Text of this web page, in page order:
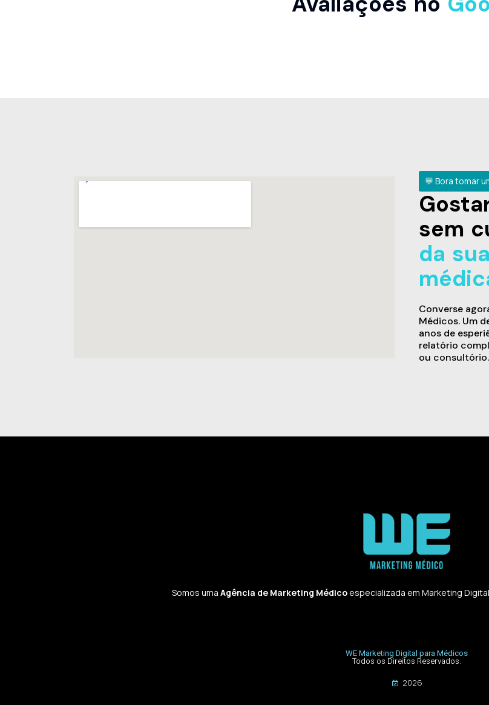
💬 Bora tomar
sem
da
Converse
Médicos. Um
anos de
relatório
ou consultório.
Somos uma Agência de Marketing Médicoespecializada em Marketing
WE Marketing Digital para Médicos
Todos os Direitos Reservados.
2026